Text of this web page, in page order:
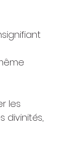
les
divinités,